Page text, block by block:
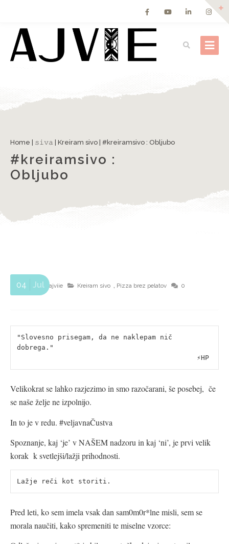
Home 𝚜𝚒𝚟𝚊 Kreiram sivo #kreiramsivo : Obljubo
#kreiramsivo :
Obljubo
ajviie Kreiram sivo , Pizza brez pelatov 0
04 Jul
"Slovesno prisegam, da ne naklepam nič
dobrega."
Velikokrat se lahko razjezimo in smo razočarani, še posebej, če
se naše želje ne izpolnijo.
In to je v redu. #veljavnaČustva
Spoznanje, kaj ‘je’ v NAŠEM nadzoru in kaj ‘ni’, je prvi velik
korak k svetlejši/lažji prihodnosti.
Lažje reči kot storiti.
Pred leti, ko sem imela vsak dan sam0m0r*lne misli, sem se
morala naučiti, kako spremeniti te miselne vzorce: